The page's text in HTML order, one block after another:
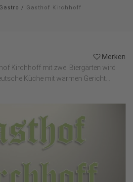
/ Gasthof Kirchhoff
Merken
Kirchhoff mit zwei Biergärten wird
Küche mit warmen Gericht...